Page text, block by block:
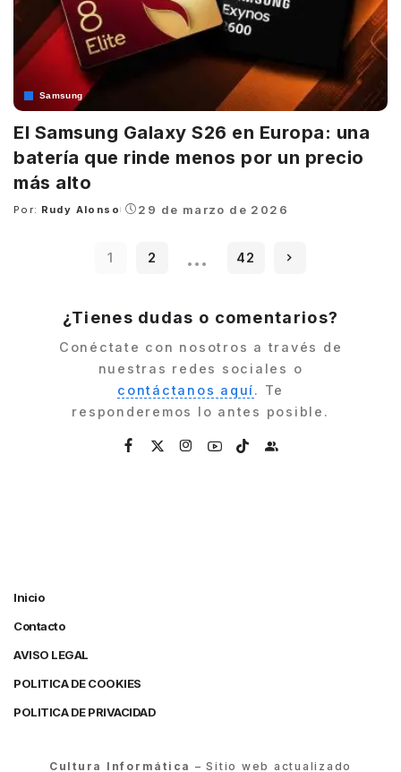
Samsung
El Samsung Galaxy S26 en Europa: una
batería que rinde menos por un precio
más alto
Posted
Por: Rudy Alonso 29 de marzo de 2026
1 2 … 42
¿Tienes dudas o comentarios?
Conéctate con nosotros a través de
nuestras redes sociales o
contáctanos aquí. Te
responderemos lo antes posible.
Inicio
Contacto
AVISO LEGAL
POLITICA DE COOKIES
POLITICA DE PRIVACIDAD
Cultura Informática – Sitio web actualizado